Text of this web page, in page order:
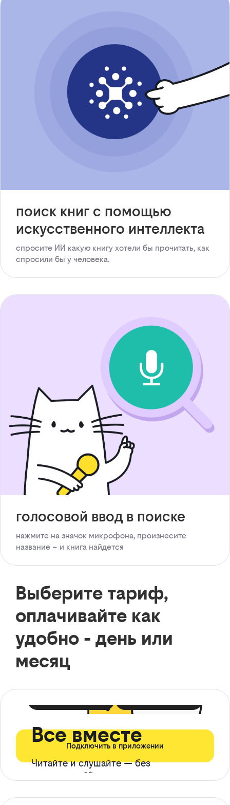
поиск книг с помощью
искусственного интеллекта
спросите ИИ какую книгу хотели бы прочитать, как
спросили бы у человека.
голосовой ввод в поиске
нажмите на значок микрофона, произнесите
название – и книга найдется
Выберите тариф,
оплачивайте как
удобно - день или
месяц
Все вместе
Читайте и слушайте — без
ограничений*
Подключить в приложении